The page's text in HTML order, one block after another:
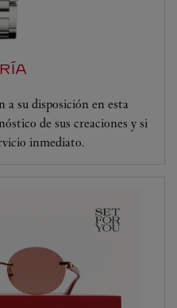
a su disposición en esta
de sus creaciones y si
inmediato.